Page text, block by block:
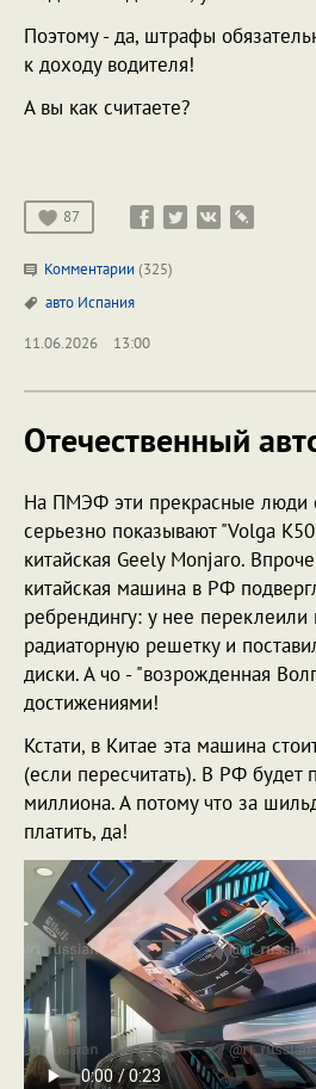
Поэтому - да, штрафы
к доходу водителя!
А вы как считаете?
87
Комментарии (325)
авто Испания
11.06.2026
13:00
Отечественный
На ПМЭФ эти прекрасные люди
серьезно показывают "Volga
китайская Geely Monjaro.
китайская машина в РФ
ребрендингу: у нее
радиаторную решетку и
диски. А чо - "возрожденная
достижениями!
Кстати, в Китае эта машина
(если пересчитать). В РФ будет
миллиона. А потому что за
платить, да!